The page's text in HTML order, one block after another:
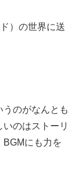
）の世界に送
のがなんとも
のはストーリ
BGMにも力を